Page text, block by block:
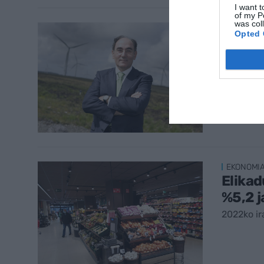
I want
of my
was
Opted
%5,2
2022ko